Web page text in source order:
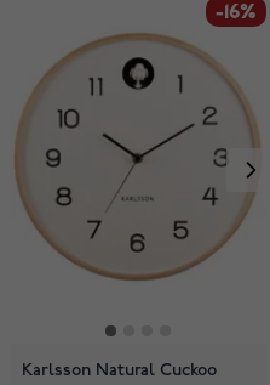
-16%
Karlsson Natural Cuckoo